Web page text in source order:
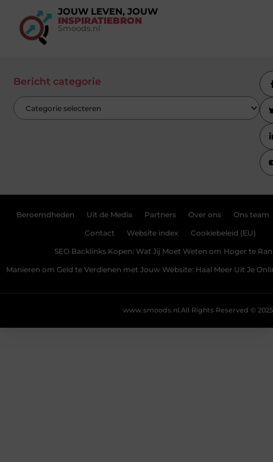
JOUW LEVEN, JOUW
INSPIRATIEBRON
Smoods.nl
Bericht categorie
Beroemdheden Uit de Media Partners Over ons Ons team
Contact Website index Cookiebeleid (EU)
SEO Backlinks Kopen: Wat Jij Moet Weten om Hoger te
Manieren om Geld te Verdienen met Jouw Website: Haal Meer Uit Je
All Rights Reserved © 2025
www.smoods.nl.